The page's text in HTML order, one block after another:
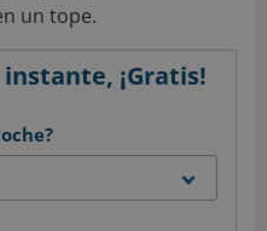
un tope.
¡Gratis!